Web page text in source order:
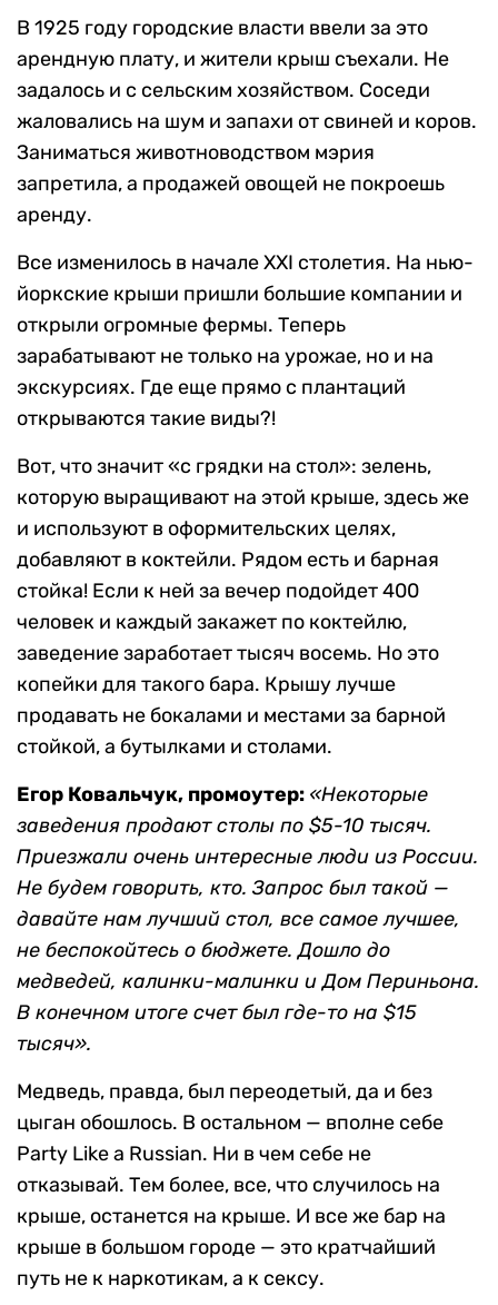
В 1925 году городские власти ввели за это
арендную плату, и жители крыш съехали. Не
задалось и с сельским хозяйством. Соседи
жаловались на шум и запахи от свиней и коров.
Заниматься животноводством мэрия
запретила, а продажей овощей не покроешь
аренду.
Все изменилось в начале XXI столетия. На нью-
йоркские крыши пришли большие компании и
открыли огромные фермы. Теперь
зарабатывают не только на урожае, но и на
экскурсиях. Где еще прямо с плантаций
открываются такие виды?!
Вот, что значит «с грядки на стол»: зелень,
которую выращивают на этой крыше, здесь же
и используют в оформительских целях,
добавляют в коктейли. Рядом есть и барная
стойка! Если к ней за вечер подойдет 400
человек и каждый закажет по коктейлю,
заведение заработает тысяч восемь. Но это
копейки для такого бара. Крышу лучше
продавать не бокалами и местами за барной
стойкой, а бутылками и столами.
Егор Ковальчук, промоутер: «Некоторые
заведения продают столы по $5-10 тысяч.
Приезжали очень интересные люди из России.
Не будем говорить, кто. Запрос был такой —
давайте нам лучший стол, все самое лучшее,
не беспокойтесь о бюджете. Дошло до
медведей, калинки-малинки и Дом Периньона.
В конечном итоге счет был где-то на $15
тысяч».
Медведь, правда, был переодетый, да и без
цыган обошлось. В остальном — вполне себе
Party Like a Russian. Ни в чем себе не
отказывай. Тем более, все, что случилось на
крыше, останется на крыше. И все же бар на
крыше в большом городе — это кратчайший
путь не к наркотикам, а к сексу.